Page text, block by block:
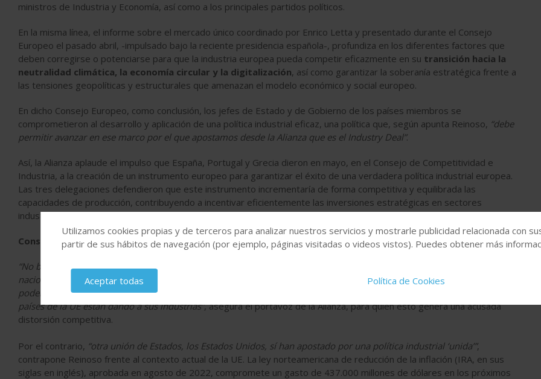
ministros de Industria y Economía, así como a los principales partidos políticos.
En la misma línea, el informe sobre el mercado único coordinado por Enrico Letta y presentado durante el Consejo
Europeo el pasado abril, -impulsado bajo la reciente presidencia española-, profundiza en los diferentes factores que
deben corregirse o potenciarse para que la industria europea pueda competir eficazmente en su transición hacia la
neutralidad climática, la economía circular y la digitalización, así como garantizar la soberanía estratégica frente a
las tensiones geopolíticas y estructurales que amenazan el modelo económico y social europeo.
En dicho Consejo Europeo, como conclusión, los jefes de Estado y de Gobierno de los países miembros se
comprometieron al desarrollo y aplicación de una política industrial eficaz, una política que, según apunta Reinoso, “debe
permitir avanzar en ese marco por el que apostamos desde la Alianza que es el Industry Deal”.
Así, la Alianza aplaude el impulso que España, Portugal y Grecia dieron en mayo, en el Consejo de Competitividad e
Industria, a la creación de un instrumento europeo para garantizar el éxito de una verdadera política industrial europea.
Las tres delegaciones defendieron que este instrumento incrementaría de forma competitiva y equilibrada las
capacidades de producción, contribuyendo a incentivar eficientemente las inversiones estratégicas en sectores
industriales críticos.
Consecuencias de una política industrial basada en ayudas de los Estados
“No basta con más ayudas sin una dimensión comunitaria”, advierte Carlos Reinoso, que alerta de que, “mayores ayudas
nacionales, dirigidas por los Estados, van en detrimento de países con menor capacidad fiscal y de financiación para
poder desplegar esas ayudas. Y es que la integridad del mercado único se ve amenazada por el desigual apoyo que los
países de la UE están dando a sus industrias”, asegura el portavoz de la Alianza, para quien esto genera una acusada
distorsión competitiva.
Por el contrario, “otra unión de Estados, los Estados Unidos, sí han apostado por una política industrial ‘unida’”,
contrapone Reinoso frente al contexto actual de la UE. La ley norteamericana de reducción de la inflación (IRA, en sus
siglas en inglés), aprobada en agosto de 2022, compromete un gasto de 437.000 millones de dólares en los próximos
Utilizamos cookies propias y de terceros para analizar nuestros servicios y mostrarle publicidad relacionada con
partir de sus hábitos de navegación (por ejemplo, páginas visitadas o videos vistos). Puedes obtener más
Aceptar todas Política de Cookies